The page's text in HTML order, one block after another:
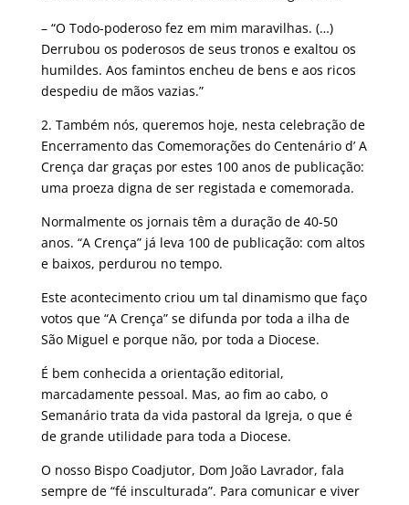
– “O Todo-poderoso fez em mim maravilhas. (…)
Derrubou os poderosos de seus tronos e exaltou os
humildes. Aos famintos encheu de bens e aos ricos
despediu de mãos vazias.”
2. Também nós, queremos hoje, nesta celebração de
Encerramento das Comemorações do Centenário d’ A
Crença dar graças por estes 100 anos de publicação:
uma proeza digna de ser registada e comemorada.
Normalmente os jornais têm a duração de 40-50
anos. “A Crença” já leva 100 de publicação: com altos
e baixos, perdurou no tempo.
Este acontecimento criou um tal dinamismo que faço
votos que “A Crença” se difunda por toda a ilha de
São Miguel e porque não, por toda a Diocese.
É bem conhecida a orientação editorial,
marcadamente pessoal. Mas, ao fim ao cabo, o
Semanário trata da vida pastoral da Igreja, o que é
de grande utilidade para toda a Diocese.
O nosso Bispo Coadjutor, Dom João Lavrador, fala
sempre de “fé insculturada”. Para comunicar e viver